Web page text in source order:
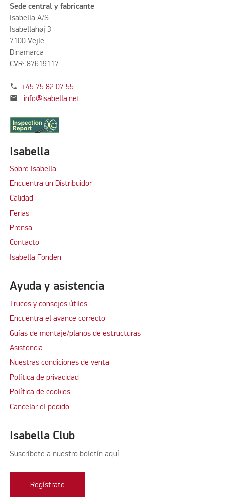
Sede central y fabricante
Isabella A/S
Isabellahøj 3
7100 Vejle
Dinamarca
CVR: 87619117
phone +45 75 82 07 55
mail info@isabella.net
Isabella
Sobre Isabella
Encuentra un Distribuidor
Calidad
Ferias
Prensa
Contacto
Isabella Fonden
Ayuda y asistencia
Trucos y consejos útiles
Encuentra el avance correcto
Guías de montaje/planos de estructuras
Asistencia
Nuestras condiciones de venta
Política de privacidad
Política de cookies
Cancelar el pedido
Isabella Club
Suscríbete a nuestro boletín aquí
Regístrate